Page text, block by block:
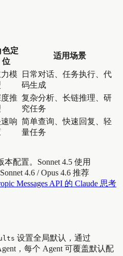
色定
位
适用场景
模
日常对话、任务执行、代
码生成
推 复杂分析、长链推理、研
究任务
响 简单查询、快速回复、轻
量任务
配置。Sonnet 4.5 使用
Sonnet 4.6 / Opus 4.6 推荐
Messages API 的 Claude 思考
设置全局默认，通过
，每个 Agent 可覆盖默认配